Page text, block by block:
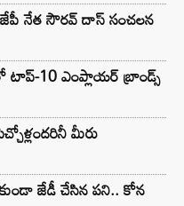
నేత సౌరవ్ దాస్ సంచలన
టాప్-10 ఎంప్లాయర్ బ్రాండ్స్
మీరు
జేడీ చేసిన పని.. కోన